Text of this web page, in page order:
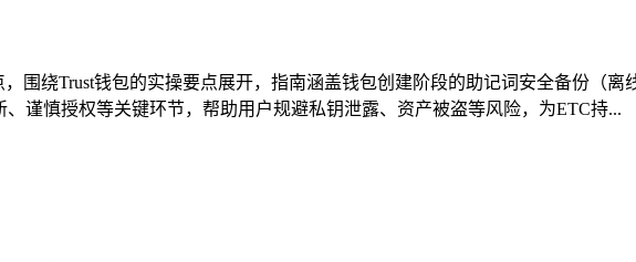
围绕Trust钱包的实操要点展开，指南涵盖钱包创建阶段的助记词安全备份（
谨慎授权等关键环节，帮助用户规避私钥泄露、资产被盗等风险，为ETC持...